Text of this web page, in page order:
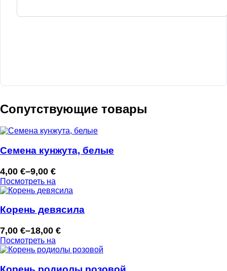
Сопутствующие товары
Семена кунжута, белые
4,00 €–9,00 €
Диапазон
цен:
–
Посмотреть на
Корень девясила
7,00 €–18,00 €
Диапазон
цен:
–
Посмотреть на